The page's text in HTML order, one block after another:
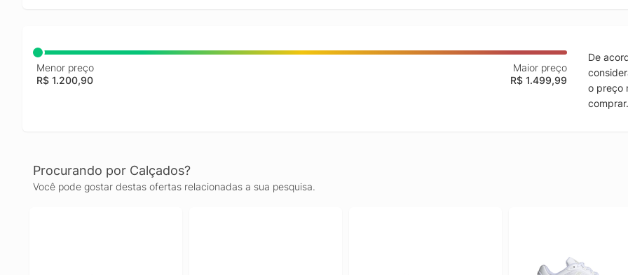
Menor preço
R$ 1.200,90
Maior preço
R$ 1.499,99
De
o preço
comprar.
Procurando por Calçados?
Você pode gostar destas ofertas relacionadas a sua pesquisa.